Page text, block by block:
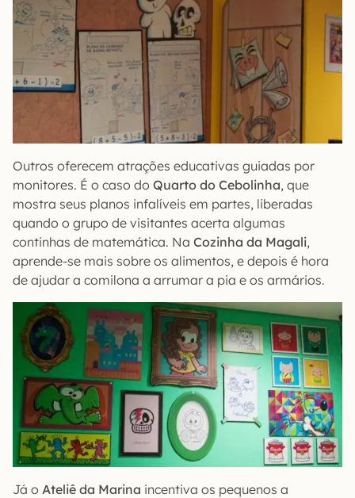
Outros oferecem atrações educativas guiadas por
monitores. É o caso do Quarto do Cebolinha, que
mostra seus planos infalíveis em partes, liberadas
quando o grupo de visitantes acerta algumas
continhas de matemática. Na Cozinha da Magali,
aprende-se mais sobre os alimentos, e depois é hora
de ajudar a comilona a arrumar a pia e os armários.
Já o Ateliê da Marina incentiva os pequenos a